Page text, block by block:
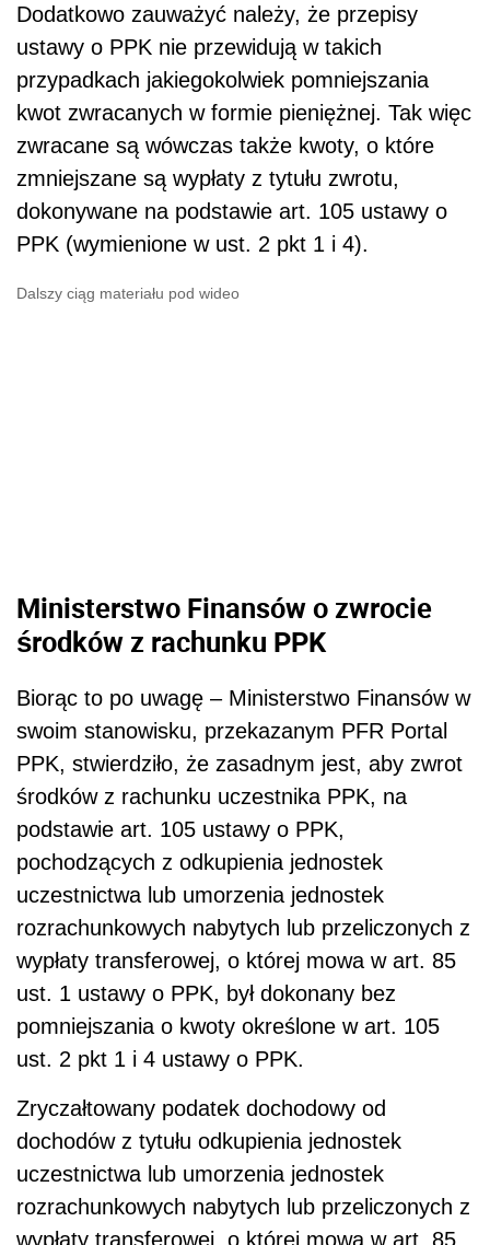
Dodatkowo zauważyć należy, że przepisy
ustawy o PPK nie przewidują w takich
przypadkach jakiegokolwiek pomniejszania
kwot zwracanych w formie pieniężnej. Tak więc
zwracane są wówczas także kwoty, o które
zmniejszane są wypłaty z tytułu zwrotu,
dokonywane na podstawie art. 105 ustawy o
PPK (wymienione w ust. 2 pkt 1 i 4).
Dalszy ciąg materiału pod wideo
Ministerstwo Finansów o zwrocie
środków z rachunku PPK
Biorąc to po uwagę – Ministerstwo Finansów w
swoim stanowisku, przekazanym PFR Portal
PPK, stwierdziło, że zasadnym jest, aby zwrot
środków z rachunku uczestnika PPK, na
podstawie art. 105 ustawy o PPK,
pochodzących z odkupienia jednostek
uczestnictwa lub umorzenia jednostek
rozrachunkowych nabytych lub przeliczonych z
wypłaty transferowej, o której mowa w art. 85
ust. 1 ustawy o PPK, był dokonany bez
pomniejszania o kwoty określone w art. 105
ust. 2 pkt 1 i 4 ustawy o PPK.
Zryczałtowany podatek dochodowy od
dochodów z tytułu odkupienia jednostek
uczestnictwa lub umorzenia jednostek
rozrachunkowych nabytych lub przeliczonych z
wypłaty transferowej, o której mowa w art. 85